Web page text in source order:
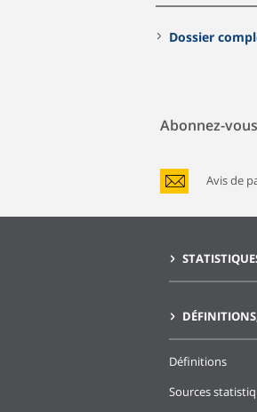
Dossier
Abonnez-vous
Avis de
Définitions
Sources